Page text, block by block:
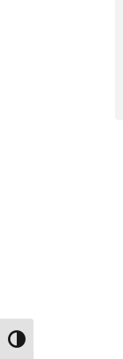
Toggle High